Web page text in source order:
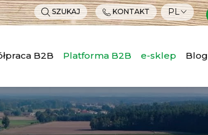
SZUKAJ KONTAKT PL
B2B Platforma B2B e-sklep Blog